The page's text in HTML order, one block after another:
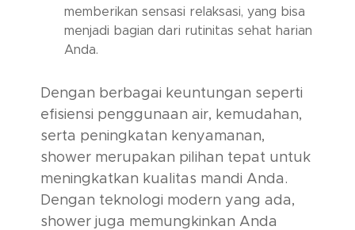
memberikan sensasi relaksasi, yang bisa
menjadi bagian dari rutinitas sehat harian
Anda.
Dengan berbagai keuntungan seperti
efisiensi penggunaan air, kemudahan,
serta peningkatan kenyamanan,
shower merupakan pilihan tepat untuk
meningkatkan kualitas mandi Anda.
Dengan teknologi modern yang ada,
shower juga memungkinkan Anda